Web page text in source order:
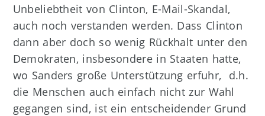
Unbeliebtheit von Clinton, E-Mail-Skandal,
auch noch verstanden werden. Dass Clinton
dann aber doch so wenig Rückhalt unter den
Demokraten, insbesondere in Staaten hatte,
wo Sanders große Unterstützung erfuhr, d.h.
die Menschen auch einfach nicht zur Wahl
gegangen sind, ist ein entscheidender Grund